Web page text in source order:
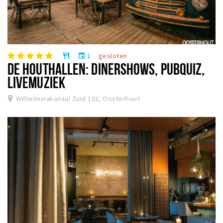
restaurant event 1 gesloten
DE HOUTHALLEN: DINERSHOWS, PUBQUIZ,
LIVEMUZIEK
Wilhelminakanaal Zuid 102, Oosterhout